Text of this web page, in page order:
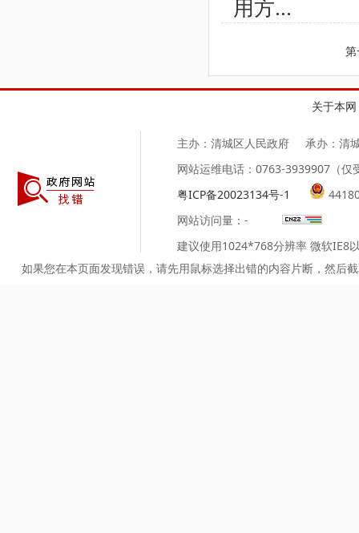
用方...
第
关于本网
主办：清城区人民政府
承办：清
网站运维电话：0763-3939907（仅
粤ICP备20023134号-1
网站访问量： -
建议使用1024*768分辨率 微软IE8
如果您在本页面发现错误，请先用鼠标选择出错的内容片断，然后